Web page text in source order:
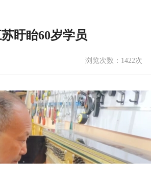
盱眙60岁学员
浏览次数：1422次